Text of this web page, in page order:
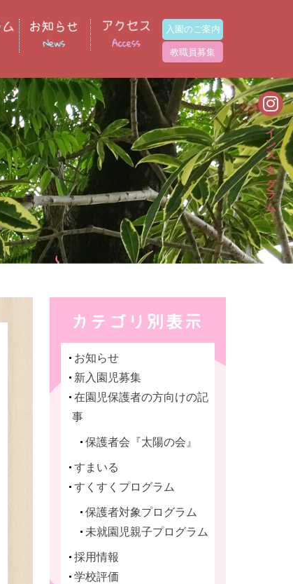
入園のご案内
教職員募集
お知らせ
新入園児募集
在園児保護者の方向けの記
事
保護者会『太陽の会』
すまいる
すくすくプログラム
保護者対象プログラム
未就園児親子プログラム
採用情報
学校評価
インスタグラム